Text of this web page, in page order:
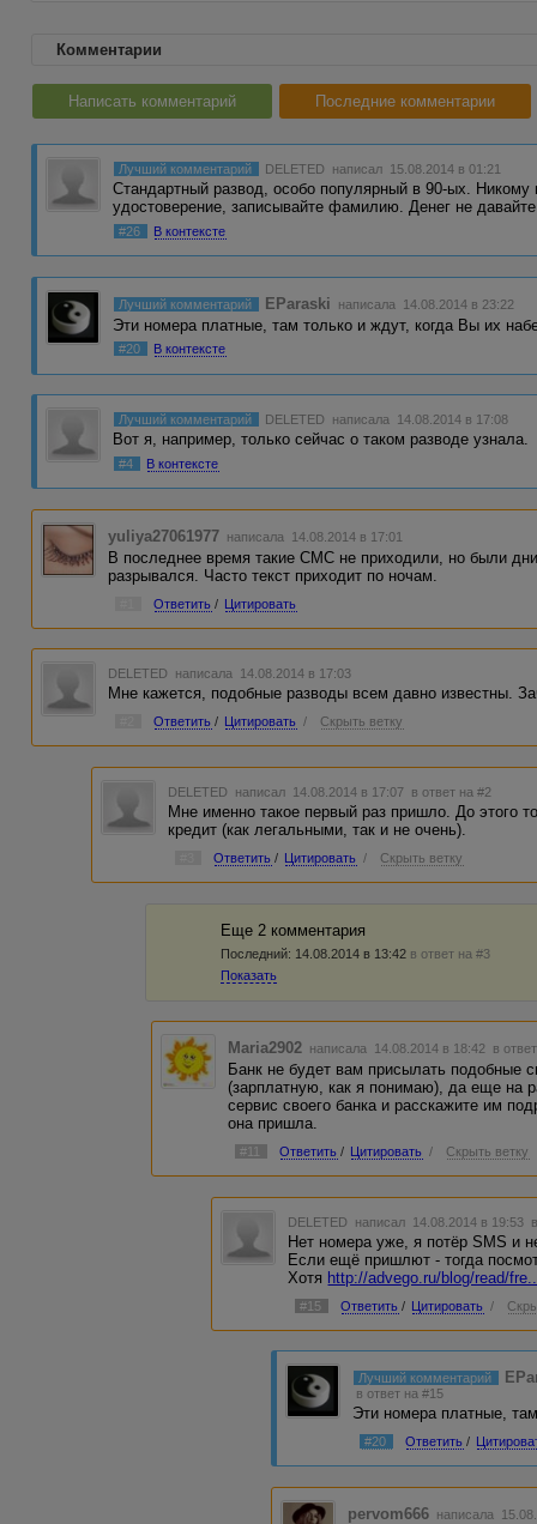
Комментарии
Написать комментарий Последние комментарии
Лучший комментарий DELETED написал 15.08.2014 в 01:21
Стандартный развод, особо популярный в 90-ых. Никому
удостоверение, записывайте фамилию. Денег не
#26 В контексте
Лучший комментарий EParaski написала 14.08.2014 в 23:22
Эти номера платные, там только и ждут, когда Вы их
#20 В контексте
Лучший комментарий DELETED написала 14.08.2014 в 17:08
Вот я, например, только сейчас о таком разводе узнала.
#4 В контексте
yuliya27061977 написала 14.08.2014 в 17:01
В последнее время такие СМС не приходили, но были
разрывался. Часто текст приходит по ночам.
Ответить / Цитировать
DELETED написала 14.08.2014 в 17:03
Мне кажется, подобные разводы всем давно известны.
Ответить / Цитировать / Скрыть ветку
DELETED написал 14.08.2014 в 17:07 в ответ на #2
Мне именно такое первый раз пришло. До этого
кредит (как легальными, так и не очень).
Ответить / Цитировать / Скрыть ветку
Еще 2 комментария
Последний: 14.08.2014 в 13:42 в ответ на #3
Показать
Maria2902 написала 14.08.2014 в 18:42 в
Банк не будет вам присылать подобные
(зарплатную, как я понимаю), да еще на
сервис своего банка и расскажите им
она пришла.
#11 Ответить / Цитировать / Скрыть ветку
DELETED написал 14.08.2014 в 19:53
Нет номера уже, я потёр SMS и
Если ещё пришлют - тогда
Хотя http://advego.ru/blog/read/
#15 Ответить / Цитировать /
Лучший комментарий
в ответ на #15
Эти номера платные,
#20 Ответить /
pervom666 написала